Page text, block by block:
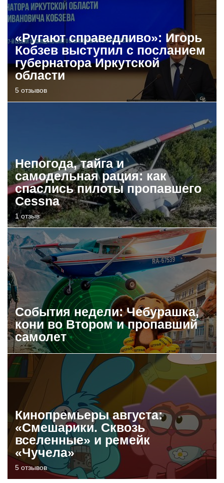
«Ругают справедливо»: Игорь
Кобзев выступил с посланием
губернатора Иркутской
области
5 отзывов
Непогода, тайга и
самодельная рация: как
спаслись пилоты пропавшего
Cessna
1 отзыв
События недели: Чебурашка,
кони во Втором и пропавший
самолет
Кинопремьеры августа:
«Смешарики. Сквозь
вселенные» и ремейк
«Чучела»
5 отзывов